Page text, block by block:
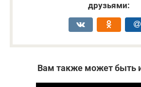
друзьями:
Вам также может быть